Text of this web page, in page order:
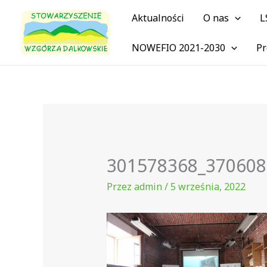
treści
Aktualności O nas
NOWEFIO 2021-2030
Przez admin/5 września, 2022